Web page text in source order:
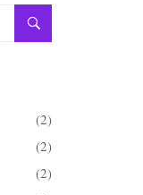
SEARCH
(2)
(2)
(2)